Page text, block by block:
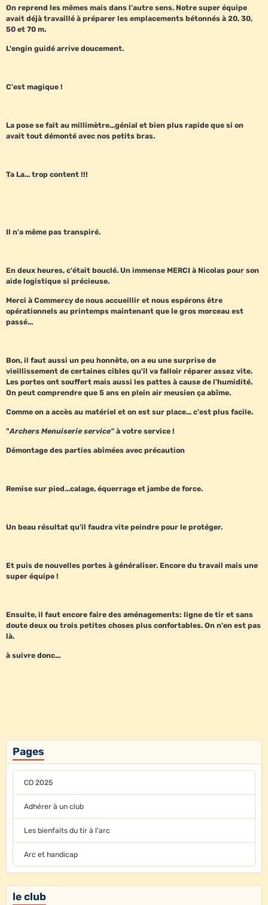
On reprend les mêmes mais dans l'autre sens. Notre super équipe
avait déjà travaillé à préparer les emplacements bétonnés à 20, 30,
50 et 70 m.
L'engin guidé arrive doucement.
C'est magique !
La pose se fait au millimètre...génial et bien plus rapide que si on
avait tout démonté avec nos petits bras.
Ta La... trop content !!!
Il n'a même pas transpiré.
En deux heures, c'était bouclé. Un immense MERCI à Nicolas pour son
aide logistique si précieuse.
Merci à Commercy de nous accueillir et nous espérons être
opérationnels au printemps maintenant que le gros morceau est
passé...
Bon, il faut aussi un peu honnête, on a eu une surprise de
vieillissement de certaines cibles qu'il va falloir réparer assez vite.
Les portes ont souffert mais aussi les pattes à cause de l'humidité.
On peut comprendre que 5 ans en plein air meusien ça abîme.
Comme on a accès au matériel et on est sur place... c'est plus facile.
"Archers Menuiserie service" à votre service !
Démontage des parties abîmées avec précaution
Remise sur pied...calage, équerrage et jambe de force.
Un beau résultat qu'il faudra vite peindre pour le protéger.
Et puis de nouvelles portes à généraliser. Encore du travail mais une
super équipe !
Ensuite, il faut encore faire des aménagements: ligne de tir et sans
doute deux ou trois petites choses plus confortables. On n'en est pas
là.
à suivre donc...
Pages
CD 2025
Adhérer à un club
Les bienfaits du tir à l'arc
Arc et handicap
le club